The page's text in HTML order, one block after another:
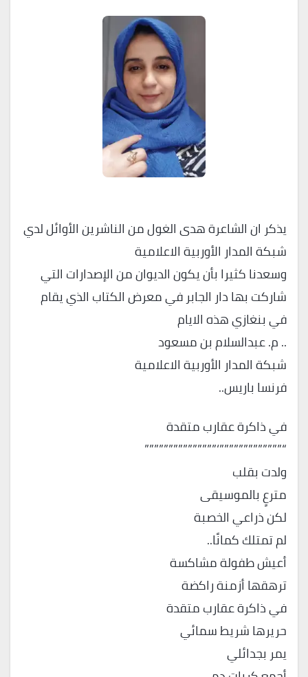
يذكر ان الشاعرة هدى الغول من الناشرين الأوائل لدي
شبكة المدار الأوربية الاعلامية
وسعدنا كثيرا بأن يكون الديوان من الإصدارات التي
شاركت بها دار الجابر في معرض الكتاب الذي يقام
في بنغازي هذه الايام
.. م. عبدالسلام بن مسعود
شبكة المدار الأوربية الاعلامية
فرنسا باريس..
في ذاكرة عقارب متقدة
“”””””””””””””‘”””””””””””””””
ولدت بقلب
مترعٍ بالموسيقى
لكن ذراعي الخصبة
لم تمتلك كمانًا..
أعيش طفولة مشاكسة
ترهقها أزمنة راكضة
في ذاكرة عقارب متقدة
حريرها شريط سمائي
يمر بجدائلي